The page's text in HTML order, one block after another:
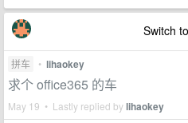
Switch
拼车 • lihaokey
求个 office365 的车
May 19 • Lastly replied bylihaokey